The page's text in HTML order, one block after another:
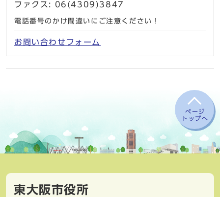
ファクス: 06(4309)3847
電話番号のかけ間違いにご注意ください！
お問い合わせフォーム
ページ
トップへ
東大阪市役所